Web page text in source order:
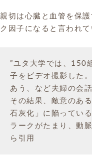
親切は心臓と血管を保
ク因子になると言われて
”ユタ大学では、150
子をビデオ撮影した
あう、など夫婦の会
その結果、敵意のあ
石灰化」に陥ってい
ラークがたまり、動
ら引用